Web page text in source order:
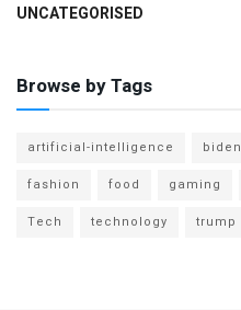
UNCATEGORISED
Browse by Tags
artificial-intelligence biden
fashion
food gaming
Tech
technology trump